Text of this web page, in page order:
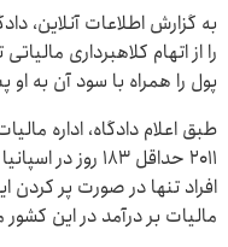
به گزارش اطلاعات آنلاین،
را از اتهام کلاهبرداری
پول را همراه با سود آن به
طبق اعلام دادگاه، اداره
۲۰۱۱ حداقل ۱۸۳
افراد تنها در صورت پر
مالیات بر درآمد در این